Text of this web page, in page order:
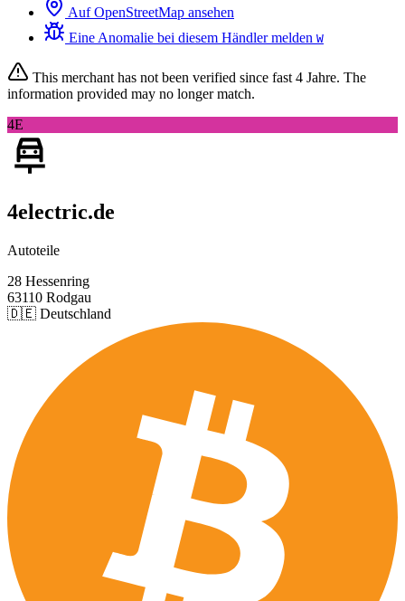
Auf OpenStreetMap ansehen
Eine Anomalie bei diesem Händler melden W
This merchant has not been verified since fast 4 Jahre. The
information provided may no longer match.
4E
4electric.de
Autoteile
28 Hessenring
63110 Rodgau
🇩🇪 Deutschland